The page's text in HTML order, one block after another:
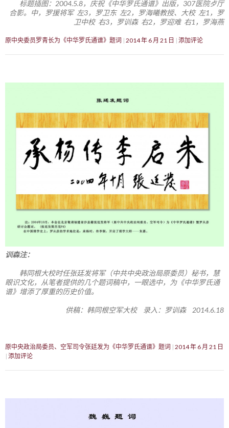
标题插图：2004.5.8，庆祝《中华罗氏通谱》出版，307医院歺厅
合影。中，罗援将军 左3，罗卫东 左2，罗海曦教授、大校 左1，罗
卫中校 右3，罗训森 右2，罗迎难 右1，罗海燕
原中央委员罗青长为《中华罗氏通谱》题词 2014 年 6 月 21 日 添加评论
训森注：
韩同根大校时任张廷发将军（中共中央政治局原委员）秘书，慧
眼识文化，从笔者提供的几个题词稿中，一眼选中，为《中华罗氏通
谱》增添了厚重的历史价值。
供稿：韩同根空军大校 录入：罗训森 2014.6.18
原中央政治局委员、空军司令张廷发为《中华罗氏通谱》题词 2014 年 6 月 21 日
添加评论